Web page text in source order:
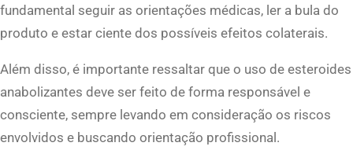
fundamental seguir as orientações médicas, ler a bula do
produto e estar ciente dos possíveis efeitos colaterais.
Além disso, é importante ressaltar que o uso de esteroides
anabolizantes deve ser feito de forma responsável e
consciente, sempre levando em consideração os riscos
envolvidos e buscando orientação profissional.